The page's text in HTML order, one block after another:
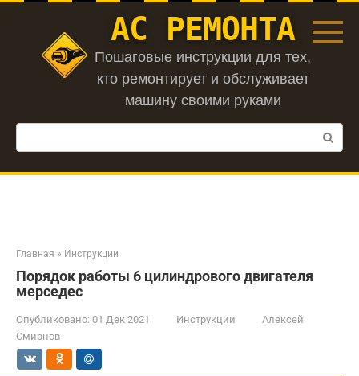
Перейти
АС РЕМОНТА
Пошаговые инструкции для тех,
кто ремонтирует и обслуживает
машину своими руками
Поиск:
Главная » Инструкции
Порядок работы 6 цилиндрового двигателя
мерседес
Опубликовано: 01 Дек 2021 Инструкции
Алексей
Смирнов